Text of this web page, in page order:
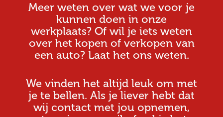
Meer weten over wat we voor je
kunnen doen in onze
werkplaats? Of wil je iets weten
over het kopen of verkopen van
een auto? Laat het ons weten.
We vinden het altijd leuk om met
je te bellen. Als je liever hebt dat
wij contact met jou opnemen,